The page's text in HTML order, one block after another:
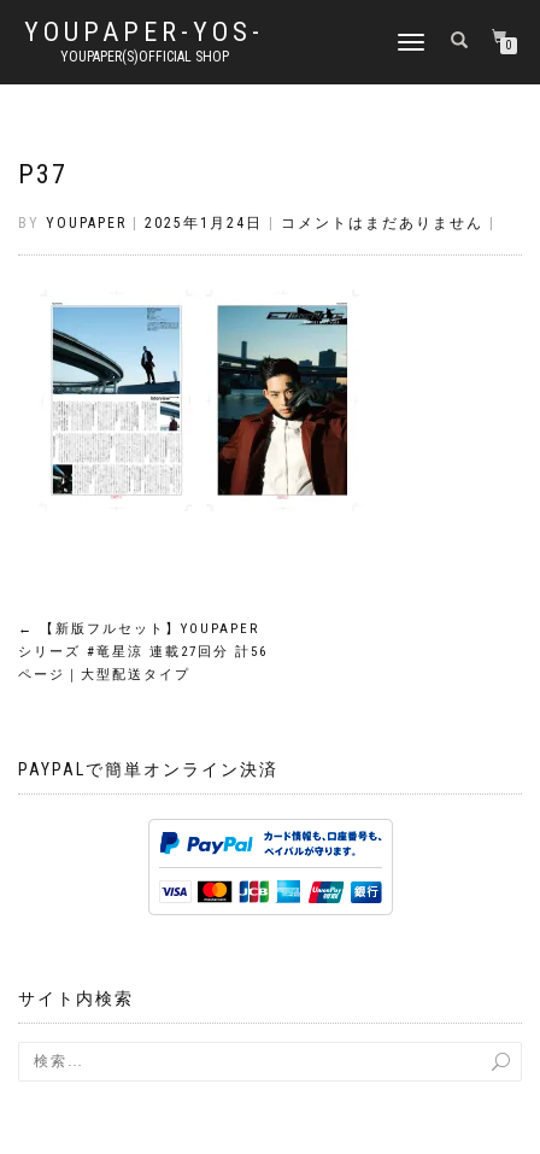
YOUPAPER-YOS-
YOUPAPER(S)OFFICIAL SHOP
ナ
ゲ
り
0
P37
BY YOUPAPER 2025年1月24日 コメントはまだありません
投
稿
ビ
ョ
ン
←
【新版フルセット】YOUPAPER
シリーズ #竜星涼 連載27回分 計56
ページ｜大型配送タイプ
PAYPALで簡単オンライン決済
サイト内検索